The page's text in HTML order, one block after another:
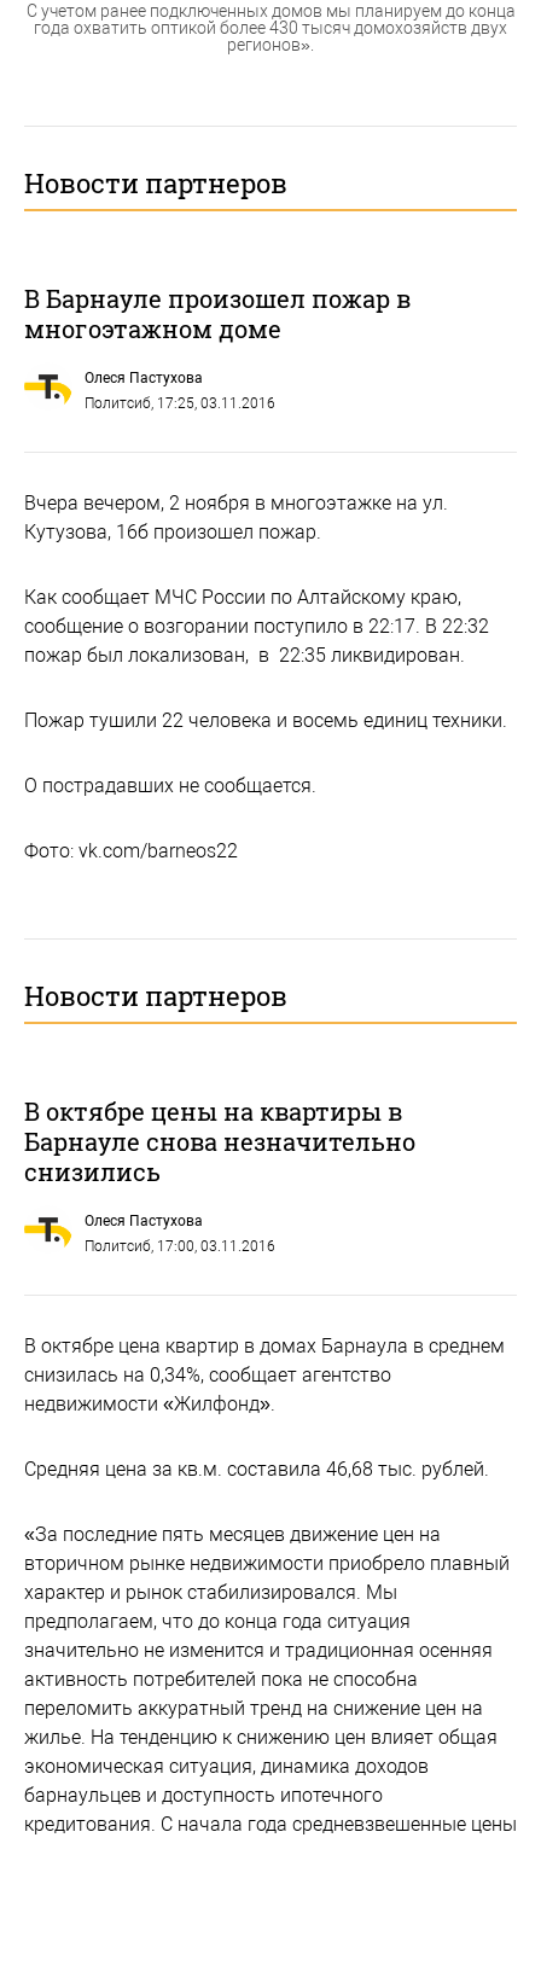
С учетом ранее подключенных домов мы планируем до конца
года охватить оптикой более 430 тысяч домохозяйств двух
регионов».
Новости партнеров
В Барнауле произошел пожар в
многоэтажном доме
Олеся Пастухова
Политсиб, 17:25, 03.11.2016
Вчера вечером, 2 ноября в многоэтажке на ул.
Кутузова, 16б произошел пожар.
Как сообщает МЧС России по Алтайскому краю,
сообщение о возгорании поступило в 22:17. В 22:32
пожар был локализован, в 22:35 ликвидирован.
Пожар тушили 22 человека и восемь единиц техники.
О пострадавших не сообщается.
Фото: vk.com/barneos22
Новости партнеров
В октябре цены на квартиры в
Барнауле снова незначительно
снизились
Олеся Пастухова
Политсиб, 17:00, 03.11.2016
В октябре цена квартир в домах Барнаула в среднем
снизилась на 0,34%, сообщает агентство
недвижимости «Жилфонд».
Средняя цена за кв.м. составила 46,68 тыс. рублей.
«За последние пять месяцев движение цен на
вторичном рынке недвижимости приобрело плавный
характер и рынок стабилизировался. Мы
предполагаем, что до конца года ситуация
значительно не изменится и традиционная осенняя
активность потребителей пока не способна
переломить аккуратный тренд на снижение цен на
жилье. На тенденцию к снижению цен влияет общая
экономическая ситуация, динамика доходов
барнаульцев и доступность ипотечного
кредитования. С начала года средневзвешенные цены